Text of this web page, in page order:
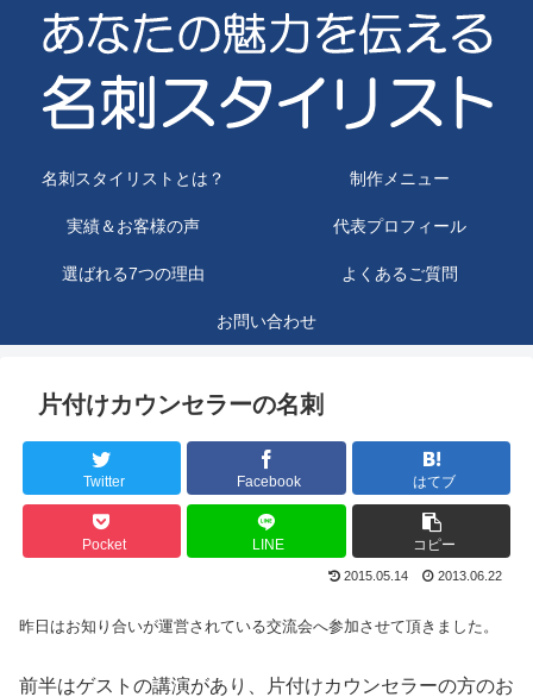
名刺スタイリストとは？ 制作メニュー
実績＆お客様の声 代表プロフィール
選ばれる7つの理由 よくあるご質問
お問い合わせ
片付けカウンセラーの名刺
Twitter Facebook はてブ
Pocket LINE コピー
2015.05.14 2013.06.22
昨日はお知り合いが運営されている交流会へ参加させて頂きました。
前半はゲストの講演があり、片付けカウンセラーの方のお